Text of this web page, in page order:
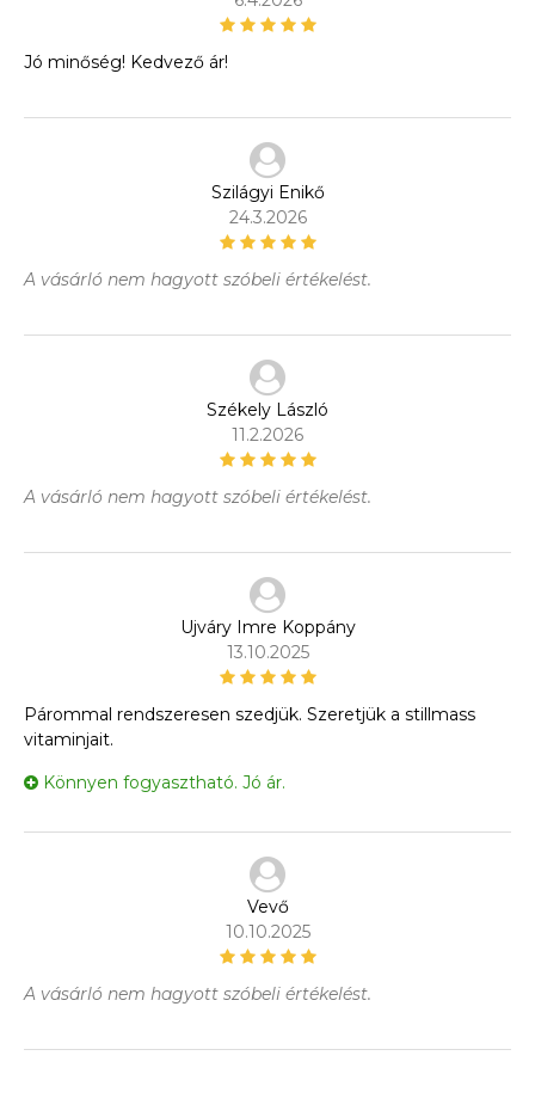
Jó minőség! Kedvező ár!
Szilágyi Enikő
24.3.2026
A vásárló nem hagyott szóbeli értékelést.
Székely László
11.2.2026
A vásárló nem hagyott szóbeli értékelést.
Ujváry Imre Koppány
13.10.2025
Párommal rendszeresen szedjük. Szeretjük a stillmass
vitaminjait.
Könnyen fogyasztható. Jó ár.
Vevő
10.10.2025
A vásárló nem hagyott szóbeli értékelést.